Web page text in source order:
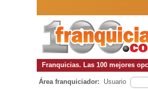
Franquicias. Las 100 mejores
Área franquiciador: Usuario